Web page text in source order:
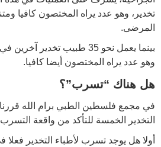
تخدير، وهو عدد يراه المختصون كافيا
المرضى.
بينما يعمل نحو 35 طبيب
وهو عدد يراه المختصون أيضا كافيا.
هل هناك “تسرب”؟
في مجمع فلسطين الطبي برام الله
التخدير الخمسة للتأكد من واقعة
أولا هل يوجد تسرب لأطباء التخدير